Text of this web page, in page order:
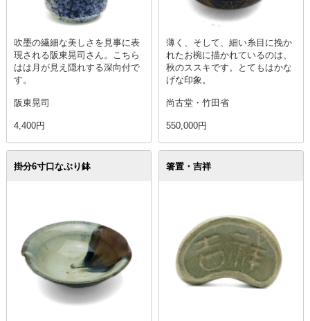
吹墨の繊細な美しさを見事に表
現される阪東晃司さん。こちら
はは月が見え隠れする深向付で
す。
阪東晃司
4,400円
薄く、そして、細い糸目に挽か
れたお椀に描かれているのは、
秋のススキです。とてもはかな
げな印象。
尚古堂・竹田省
550,000円
掛分6寸口なぶり鉢 箸置・吉祥